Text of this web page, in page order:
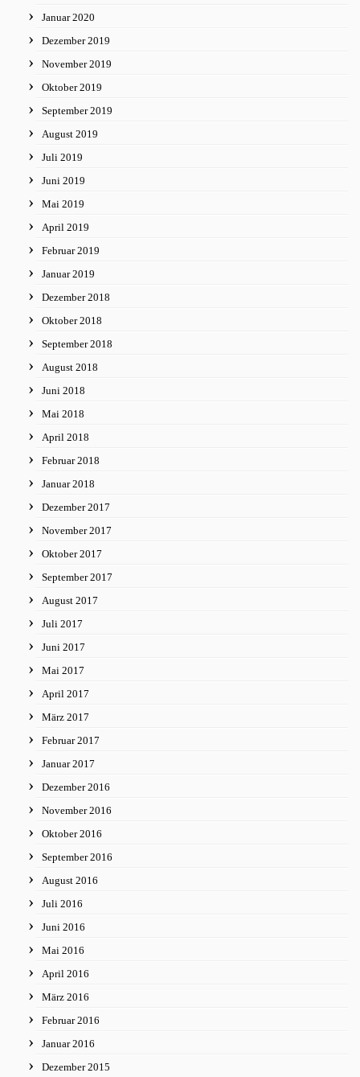
Januar 2020
Dezember 2019
November 2019
Oktober 2019
September 2019
August 2019
Juli 2019
Juni 2019
Mai 2019
April 2019
Februar 2019
Januar 2019
Dezember 2018
Oktober 2018
September 2018
August 2018
Juni 2018
Mai 2018
April 2018
Februar 2018
Januar 2018
Dezember 2017
November 2017
Oktober 2017
September 2017
August 2017
Juli 2017
Juni 2017
Mai 2017
April 2017
März 2017
Februar 2017
Januar 2017
Dezember 2016
November 2016
Oktober 2016
September 2016
August 2016
Juli 2016
Juni 2016
Mai 2016
April 2016
März 2016
Februar 2016
Januar 2016
Dezember 2015